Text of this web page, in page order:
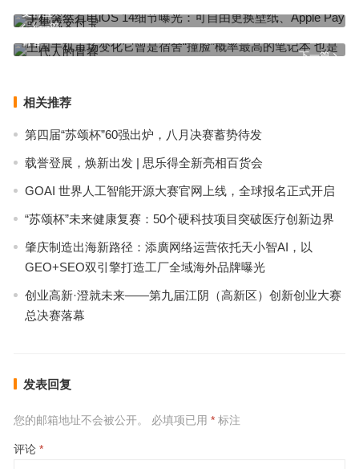
上一篇
支付宝
下一篇
中国手机市场变化它曾是宿舍“撞脸”概率最高的笔记本 也是一代人的
青春
相关推荐
第四届“苏颂杯”60强出炉，八月决赛蓄势待发
载誉登展，焕新出发 | 思乐得全新亮相百货会
GOAI 世界人工智能开源大赛官网上线，全球报名正式开启
“苏颂杯”未来健康复赛：50个硬科技项目突破医疗创新边界
肇庆制造出海新路径：添廣网络运营依托天小智AI，以
GEO+SEO双引擎打造工厂全域海外品牌曝光
创业高新·澄就未来——第九届江阴（高新区）创新创业大赛
总决赛落幕
发表回复
您的邮箱地址不会被公开。 必填项已用 *标注
评论 *